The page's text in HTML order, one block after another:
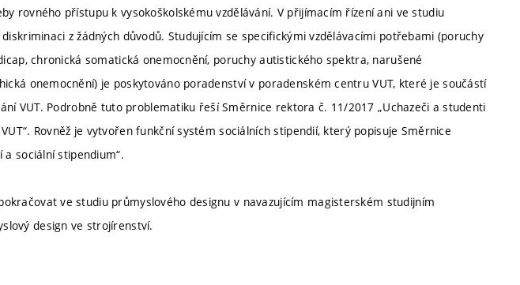
rovného přístupu k vysokoškolskému vzdělávání. V přijímacím řízení ani ve studiu
z žádných důvodů. Studujícím se specifickými vzdělávacími potřebami (poruchy
chronická somatická onemocnění, poruchy autistického spektra, narušené
onemocnění) je poskytováno poradenství v poradenském centru VUT, které je součástí
VUT. Podrobně tuto problematiku řeší Směrnice rektora č. 11/2017 „Uchazeči a studenti
Rovněž je vytvořen funkční systém sociálních stipendií, který popisuje Směrnice
sociální stipendium“.
ve studiu průmyslového designu v navazujícím magisterském studijním
design ve strojírenství.